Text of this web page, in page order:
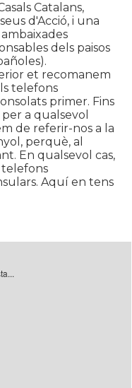
Catalans,
d'Acció, i una
ambaixades
dels paisos
et recomanem
telefons
primer. Fins
a qualsevol
de referir-nos a la
perquè, al
En qualsevol cas,
telefons
Aquí en tens